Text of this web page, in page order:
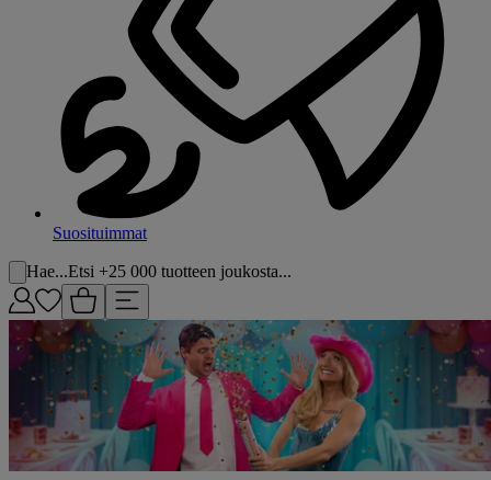
Suosituimmat
Hae...Etsi +25 000 tuotteen joukosta...